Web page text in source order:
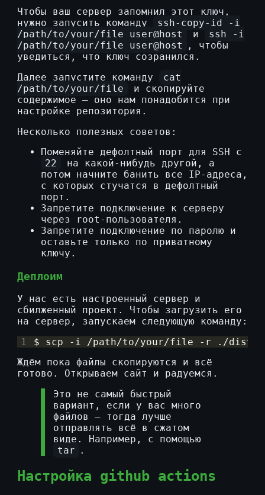
Чтобы ваш сервер запомнил этот ключ,
нужно запусить команду
ssh-copy-id -i
/path/to/your/file user@host
и
ssh -i
/path/to/your/file user@host
, чтобы
уведиться, что ключ созранился.
Далее запустите команду
cat
/path/to/your/file
и скопируйте
содержимое — оно нам понадобится при
настройке репозитория.
Несколько полезных советов:
Поменяйте дефолтный порт для SSH с
22
на какой-нибудь другой, а
потом начните банить все IP-адреса,
с которых стучатся в дефолтный
порт.
Запретите подключение к серверу
через root-пользователя.
Запретите подключение по паролю и
оставьте только по приватному
ключу.
Деплоим
У нас есть настроенный сервер и
сбилженный проект. Чтобы загрузить его
на сервер, запускаем следующую команду:
1
$ scp -i /path/to/your/file -r ./dist/*
Ждём пока файлы скопируются и всё
готово. Открываем сайт и радуемся.
Это не самый быстрый
вариант, если у вас много
файлов — тогда лучше
отправлять всё в сжатом
виде. Например, с помощью
tar .
Настройка github actions